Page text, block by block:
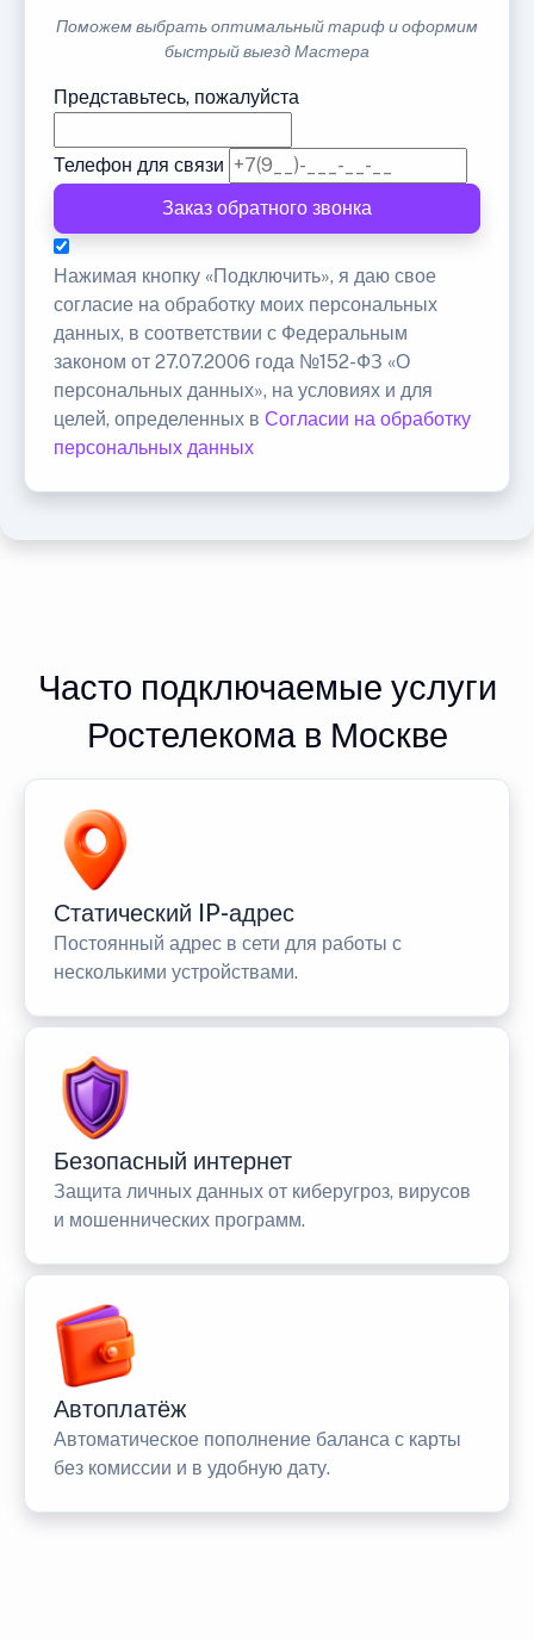
Поможем выбрать оптимальный тариф и оформим
быстрый выезд Мастера
Представьтесь, пожалуйста
Телефон для связи
Заказ обратного звонка
Нажимая кнопку «Подключить», я даю свое
согласие на обработку моих персональных
данных, в соответствии с Федеральным
законом от 27.07.2006 года №152-ФЗ «О
персональных данных», на условиях и для
целей, определенных в Согласии на обработку
персональных данных
Часто подключаемые услуги
Ростелекома в Москве
Статический IP-адрес
Постоянный адрес в сети для работы с
несколькими устройствами.
Безопасный интернет
Защита личных данных от киберугроз, вирусов
и мошеннических программ.
Автоплатёж
Автоматическое пополнение баланса с карты
без комиссии и в удобную дату.